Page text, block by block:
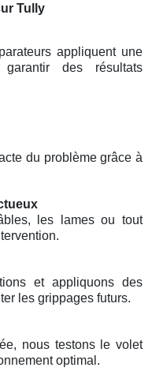
Tully
appliquent une
garantir des résultats
du problème grâce à
les lames ou tout
et appliquons des
les grippages futurs.
nous testons le volet
optimal.